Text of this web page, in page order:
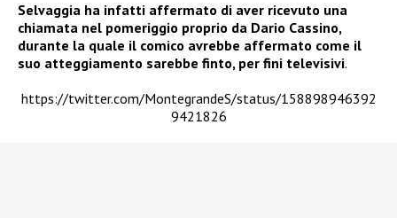
Selvaggia ha infatti affermato di aver ricevuto una
chiamata nel pomeriggio proprio da Dario Cassino,
durante la quale il comico avrebbe affermato come il
suo atteggiamento sarebbe finto, per fini televisivi.
https://twitter.com/MontegrandeS/status/158898946392
9421826